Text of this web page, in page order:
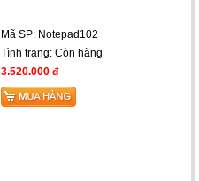
Mã SP: Notepad102
Tình trạng: Còn hàng
3.520.000 đ